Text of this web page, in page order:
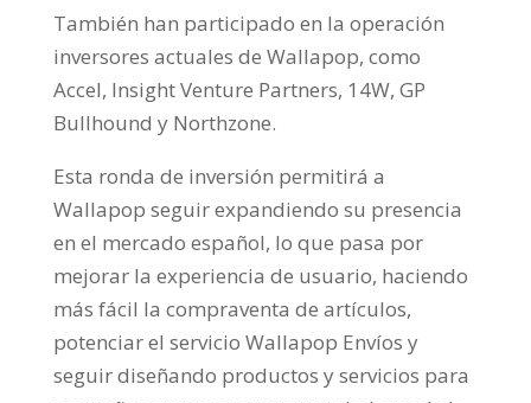
También han participado en la operación
inversores actuales de Wallapop, como
Accel, Insight Venture Partners, 14W, GP
Bullhound y Northzone.
Esta ronda de inversión permitirá a
Wallapop seguir expandiendo su presencia
en el mercado español, lo que pasa por
mejorar la experiencia de usuario, haciendo
más fácil la compraventa de artículos,
potenciar el servicio Wallapop Envíos y
seguir diseñando productos y servicios para